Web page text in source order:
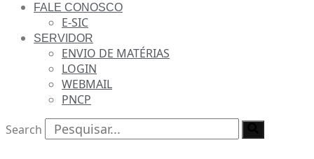
FALE CONOSCO
E-SIC
SERVIDOR
ENVIO DE MATÉRIAS
LOGIN
WEBMAIL
PNCP
Search